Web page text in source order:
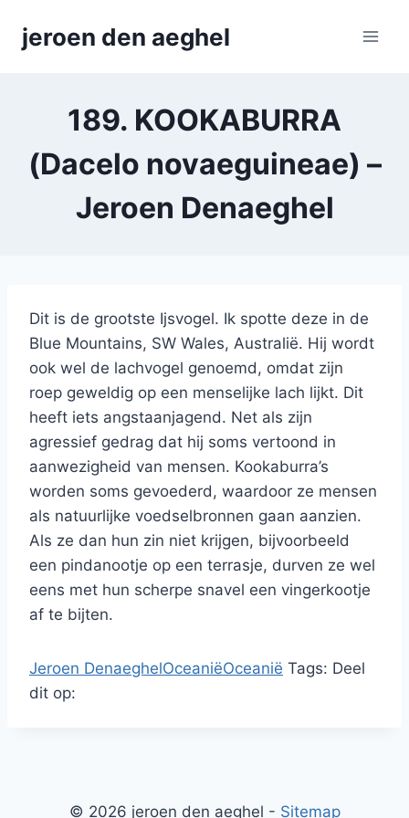
jeroen den aeghel
189. KOOKABURRA
(Dacelo novaeguineae) –
Jeroen Denaeghel
Dit is de grootste Ijsvogel. Ik spotte deze in de
Blue Mountains, SW Wales, Australië. Hij wordt
ook wel de lachvogel genoemd, omdat zijn
roep geweldig op een menselijke lach lijkt. Dit
heeft iets angstaanjagend. Net als zijn
agressief gedrag dat hij soms vertoond in
aanwezigheid van mensen. Kookaburra’s
worden soms gevoederd, waardoor ze mensen
als natuurlijke voedselbronnen gaan aanzien.
Als ze dan hun zin niet krijgen, bijvoorbeeld
een pindanootje op een terrasje, durven ze wel
eens met hun scherpe snavel een vingerkootje
af te bijten.
Jeroen DenaeghelOceaniëOceanië Tags: Deel
dit op:
© 2026 jeroen den aeghel - Sitemap